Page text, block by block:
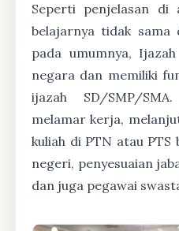
Seperti penjelasan di
belajarnya tidak sama
pada umumnya,
negara dan memiliki
ijazah SD/SMP/
melamar kerja,
kuliah di PTN atau
negeri, penyesuaian
dan juga pegawai